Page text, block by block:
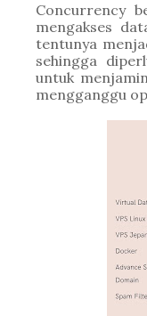
Concurrency
mengakses
tentunya
sehingga
untuk
mengganggu